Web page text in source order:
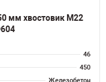
мм хвостовик M22
46
450